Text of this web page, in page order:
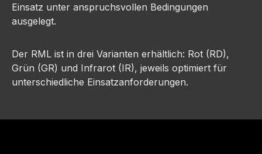
Einsatz unter anspruchsvollen Bedingungen
ausgelegt.
Der RML ist in drei Varianten erhältlich: Rot (RD),
Grün (GR) und Infrarot (IR), jeweils optimiert für
unterschiedliche Einsatzanforderungen.